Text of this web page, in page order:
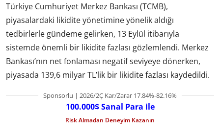
Türkiye Cumhuriyet Merkez Bankası (TCMB),
piyasalardaki likidite yönetimine yönelik aldığı
tedbirlerle gündeme gelirken, 13 Eylül itibarıyla
sistemde önemli bir likidite fazlası gözlemlendi. Merkez
Bankası’nın net fonlaması negatif seviyeye dönerken,
piyasada 139,6 milyar TL’lik bir likidite fazlası kaydedildi.
Sponsorlu | 2026/2Ç Kar/Zarar 17.84%-82.16%
100.000$ Sanal Para ile
Risk Almadan Deneyim Kazanın